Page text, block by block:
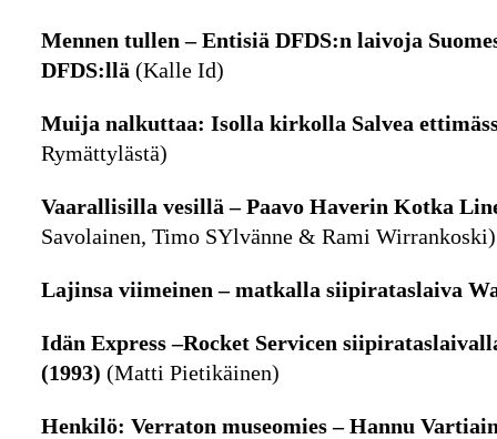
Mennen tullen – Entisiä DFDS:n laivoja
DFDS:llä (Kalle Id)
Muija nalkuttaa: Isolla kirkolla Salvea
Rymättylästä)
Vaarallisilla vesillä – Paavo Haverin Kotka
Savolainen, Timo SYlvänne & Rami Wirrankoski)
Lajinsa viimeinen – matkalla siipirataslaiva
Idän Express –Rocket Servicen
(1993) (Matti Pietikäinen)
Henkilö: Verraton museomies – Hannu